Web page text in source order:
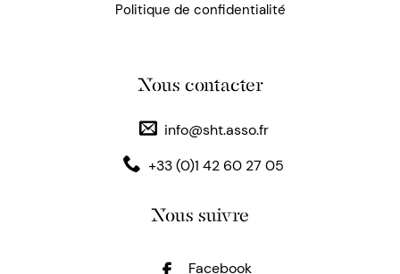
Politique de confidentialité
Nous contacter
info@sht.asso.fr
+33 (0)1 42 60 27 05
Nous suivre
Facebook